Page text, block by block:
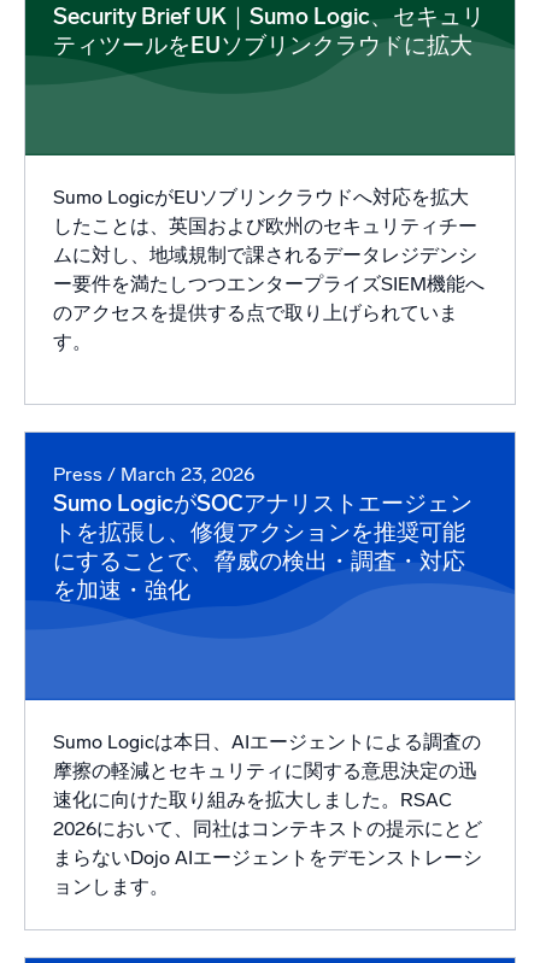
Security Brief UK｜Sumo Logic、セキュリ
ティツールをEUソブリンクラウドに拡大
Sumo LogicがEUソブリンクラウドへ対応を拡大
したことは、英国および欧州のセキュリティチー
ムに対し、地域規制で課されるデータレジデンシ
ー要件を満たしつつエンタープライズSIEM機能へ
のアクセスを提供する点で取り上げられていま
す。
Press / March 23, 2026
Sumo LogicがSOCアナリストエージェン
トを拡張し、修復アクションを推奨可能
にすることで、脅威の検出・調査・対応
を加速・強化
Sumo Logicは本日、AIエージェントによる調査の
摩擦の軽減とセキュリティに関する意思決定の迅
速化に向けた取り組みを拡大しました。RSAC
2026において、同社はコンテキストの提示にとど
まらないDojo AIエージェントをデモンストレーシ
ョンします。